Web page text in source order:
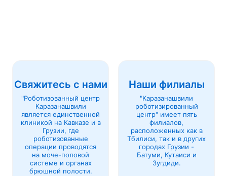
Свяжитесь с нами
"Роботизованный центр
Каразанашвили
является единственной
клиникой на Кавказе и в
Грузии, где
роботизованные
операции проводятся
на моче-половой
системе и органах
брюшной полости.
Наши филиалы
"Каразанашвили
роботизированный
центр" имеет пять
филиалов,
расположенных как в
Тбилиси, так и в других
городах Грузии -
Батуми, Кутаиси и
Зугдиди.